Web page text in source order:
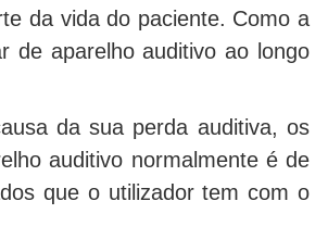
da vida do paciente. Como a
de aparelho auditivo ao longo
da sua perda auditiva, os
auditivo normalmente é de
que o utilizador tem com o